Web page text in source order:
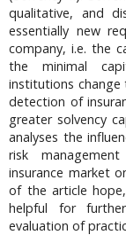
qualitative, and
essentially new
company, i.e. the
the minimal
institutions change
detection of
greater solvency
analyses the
risk
insurance market
of the article
helpful for
evaluation of